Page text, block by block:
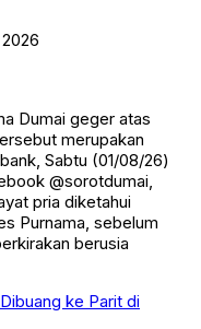
Dumai geger atas
merupakan
Sabtu (01/08/26)
@sorotdumai,
pria diketahui
Purnama, sebelum
berusia